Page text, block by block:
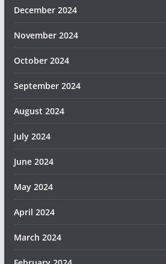
December 2024
November 2024
October 2024
September 2024
August 2024
July 2024
June 2024
May 2024
April 2024
March 2024